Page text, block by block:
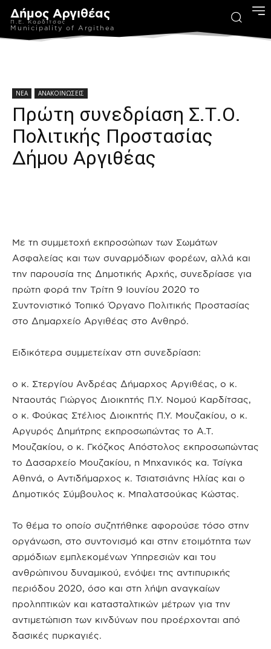
Δήμος Αργιθέας
Π.Ε. Καρδίτσας
Municipality of Argithea
ΝΕΑ ΑΝΑΚΟΙΝΩΣΕΙΣ
Πρώτη συνεδρίαση Σ.Τ.Ο.
Πολιτικής Προστασίας
Δήμου Αργιθέας
Με τη συμμετοχή εκπροσώπων των Σωμάτων
Ασφαλείας και των συναρμόδιων φορέων, αλλά και
την παρουσία της Δημοτικής Αρχής, συνεδρίασε για
πρώτη φορά την Τρίτη 9 Ιουνίου 2020 το
Συντονιστικό Τοπικό Όργανο Πολιτικής Προστασίας
στο Δημαρχείο Αργιθέας στο Ανθηρό.
Ειδικότερα συμμετείχαν στη συνεδρίαση:
ο κ. Στεργίου Ανδρέας Δήμαρχος Αργιθέας, ο κ.
Νταουτάς Γιώργος Διοικητής Π.Υ. Νομού Καρδίτσας,
ο κ. Φούκας Στέλιος Διοικητής Π.Υ. Μουζακίου, ο κ.
Αργυρός Δημήτρης εκπροσωπώντας το Α.Τ.
Μουζακίου, ο κ. Γκόζκος Απόστολος εκπροσωπώντας
το Δασαρχείο Μουζακίου, η Μηχανικός κα. Τσίγκα
Αθηνά, ο Αντιδήμαρχος κ. Τσιατσιάνης Ηλίας και ο
Δημοτικός Σύμβουλος κ. Μπαλατσούκας Κώστας.
Το θέμα το οποίο συζητήθηκε αφορούσε τόσο στην
οργάνωση, στο συντονισμό και στην ετοιμότητα των
αρμόδιων εμπλεκομένων Υπηρεσιών και του
ανθρώπινου δυναμικού, ενόψει της αντιπυρικής
περιόδου 2020, όσο και στη λήψη αναγκαίων
προληπτικών και κατασταλτικών μέτρων για την
αντιμετώπιση των κινδύνων που προέρχονται από
δασικές πυρκαγιές.